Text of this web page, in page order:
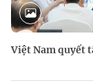
Việt Nam quyết